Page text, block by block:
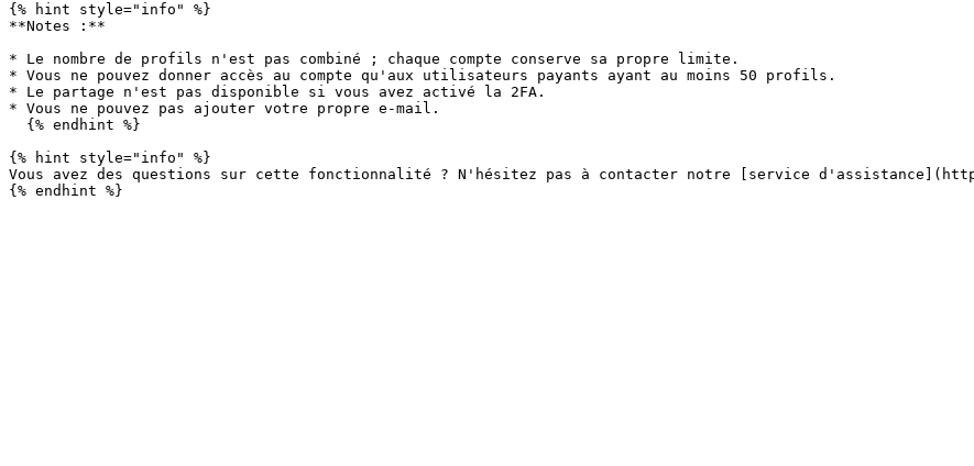
{% hint style="info" %}
**Notes :**
* Le nombre de profils n'est pas combiné ; chaque compte conserve sa propre limite.
* Vous ne pouvez donner accès au compte qu'aux utilisateurs payants ayant au moins 50 profils.
* Le partage n'est pas disponible si vous avez activé la 2FA.
* Vous ne pouvez pas ajouter votre propre e-mail.
{% hint style="info" %}
Vous avez des questions sur cette fonctionnalité ? N'hésitez pas à contacter notre [service